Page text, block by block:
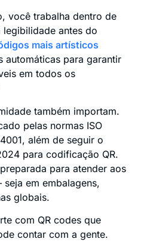
você trabalha dentro de
legibilidade antes do
mais artísticos
automáticas para garantir
em todos os
também importam.
pelas normas ISO
além de seguir o
para codificação QR.
para atender aos
em embalagens,
globais.
com QR codes que
contar com a gente.